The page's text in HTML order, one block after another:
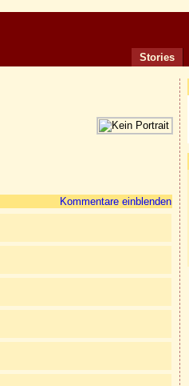
Stories
Kommentare einblenden